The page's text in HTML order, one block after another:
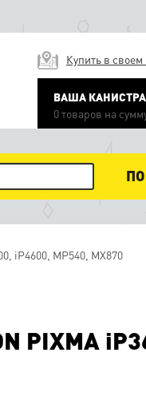
Купить в своем
ВАША КАНИСТРА
0 товаров на
iP4600, MP540, MX870
PIXMA